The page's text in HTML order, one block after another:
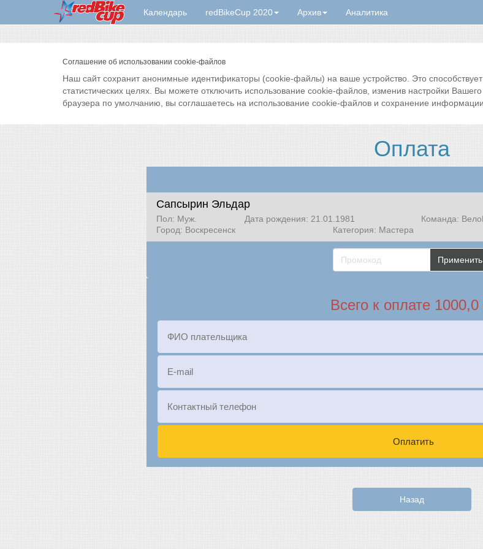
Календарь redBikeCup 2020 Архив Аналитика
Соглашение об использовании cookie-файлов
Наш сайт сохранит анонимные идентификаторы (cookie-файлы) на ваше устройство. Это способствует
статистических целях. Вы можете отключить использование cookie-файлов, изменив настройки
браузера по умолчанию, вы соглашаетесь на использование cookie-файлов и сохранение
Оплата
Сапсырин Эльдар
Пол: Муж. Дата рождения: 21.01.1981
Команда:
Город: Воскресенск
Категория: Мастера
Применить
Всего к оплате 1000,0
Оплатить
Назад